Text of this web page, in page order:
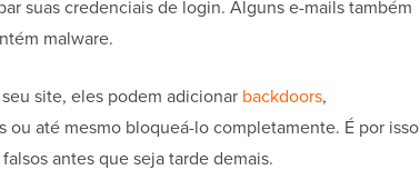
suas credenciais de login. Alguns e-mails também
malware.
site, eles podem adicionar backdoors,
até mesmo bloqueá-lo completamente. É por isso
antes que seja tarde demais.